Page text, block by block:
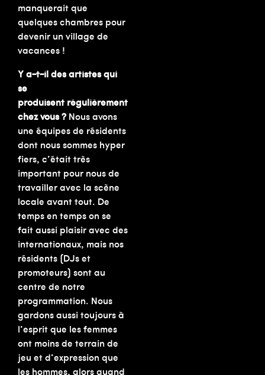
manquerait que
quelques chambres pour
devenir un village de
vacances !
Y a-t-il des artistes qui
se
produisent régulièrement
chez vous ? Nous avons
une équipes de résidents
dont nous sommes hyper
fiers, c’était très
important pour nous de
travailler avec la scène
locale avant tout. De
temps en temps on se
fait aussi plaisir avec des
internationaux, mais nos
résidents (DJs et
promoteurs) sont au
centre de notre
programmation. Nous
gardons aussi toujours à
l’esprit que les femmes
ont moins de terrain de
jeu et d’expression que
les hommes, alors quand